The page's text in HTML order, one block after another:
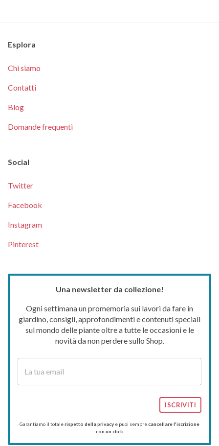
Esplora
Chi siamo
Contatti
Blog
Domande frequenti
Social
Twitter
Facebook
Instagram
Pinterest
Una newsletter da collezione!
Ogni settimana un promemoria sui lavori da fare in
giardino, consigli, approfondimenti e contenuti speciali
sul mondo delle piante oltre a tutte le occasioni e le
novità da non perdere sullo Shop.
ISCRIVITI
Garantiamo il totalerispetto della privacy e puoi semprecancellare l'iscrizione
con un click